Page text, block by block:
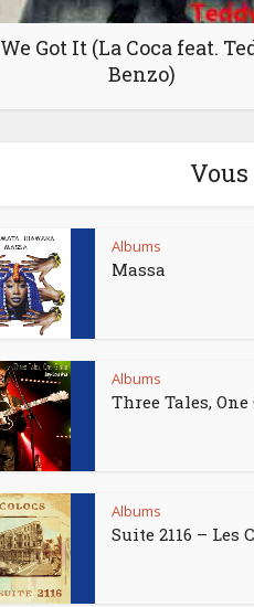
We Got It (La Coca feat.
Benzo)
Albums
Massa
Albums
Three Tales,
Albums
Suite 2116 – Les